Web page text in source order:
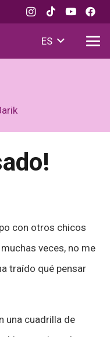
ES
con otros chicos
veces, no me
traído qué pensar
una cuadrilla de